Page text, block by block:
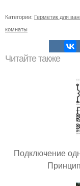
Категории: Герметик для
комнаты
Читайте также
Подключение